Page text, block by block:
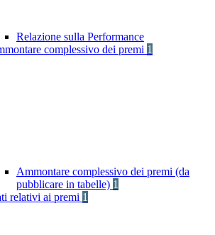
Relazione sulla Performance
complessivo dei premi 1
Ammontare complessivo dei premi (da
pubblicare in tabelle) 1
relativi ai premi 1